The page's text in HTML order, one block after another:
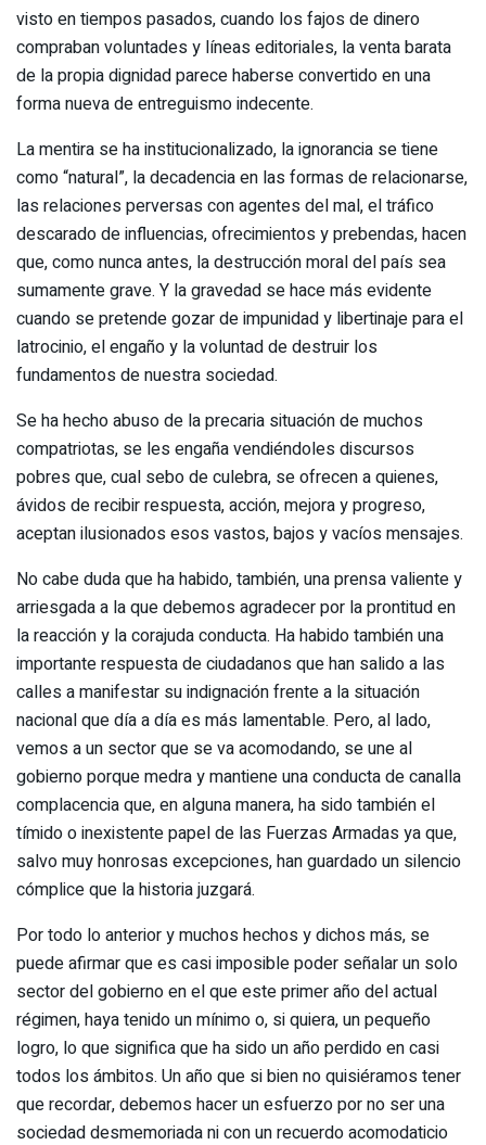
visto en tiempos pasados, cuando los fajos de dinero
compraban voluntades y líneas editoriales, la venta barata
de la propia dignidad parece haberse convertido en una
forma nueva de entreguismo indecente.
La mentira se ha institucionalizado, la ignorancia se tiene
como “natural”, la decadencia en las formas de relacionarse,
las relaciones perversas con agentes del mal, el tráfico
descarado de influencias, ofrecimientos y prebendas, hacen
que, como nunca antes, la destrucción moral del país sea
sumamente grave. Y la gravedad se hace más evidente
cuando se pretende gozar de impunidad y libertinaje para el
latrocinio, el engaño y la voluntad de destruir los
fundamentos de nuestra sociedad.
Se ha hecho abuso de la precaria situación de muchos
compatriotas, se les engaña vendiéndoles discursos
pobres que, cual sebo de culebra, se ofrecen a quienes,
ávidos de recibir respuesta, acción, mejora y progreso,
aceptan ilusionados esos vastos, bajos y vacíos mensajes.
No cabe duda que ha habido, también, una prensa valiente y
arriesgada a la que debemos agradecer por la prontitud en
la reacción y la corajuda conducta. Ha habido también una
importante respuesta de ciudadanos que han salido a las
calles a manifestar su indignación frente a la situación
nacional que día a día es más lamentable. Pero, al lado,
vemos a un sector que se va acomodando, se une al
gobierno porque medra y mantiene una conducta de canalla
complacencia que, en alguna manera, ha sido también el
tímido o inexistente papel de las Fuerzas Armadas ya que,
salvo muy honrosas excepciones, han guardado un silencio
cómplice que la historia juzgará.
Por todo lo anterior y muchos hechos y dichos más, se
puede afirmar que es casi imposible poder señalar un solo
sector del gobierno en el que este primer año del actual
régimen, haya tenido un mínimo o, si quiera, un pequeño
logro, lo que significa que ha sido un año perdido en casi
todos los ámbitos. Un año que si bien no quisiéramos tener
que recordar, debemos hacer un esfuerzo por no ser una
sociedad desmemoriada ni con un recuerdo acomodaticio